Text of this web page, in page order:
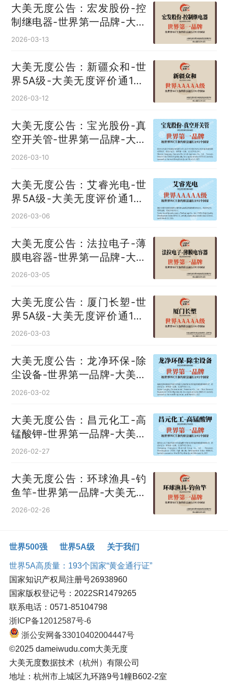
大美无度公告：宏发股份-控
制继电器‌-世界第一品牌-大美
无度评价通193国
2026-03-13
大美无度公告：新疆众和-世
界5A级-大美无度评价通193
国
2026-03-12
大美无度公告：宝光股份-真
空开关管‌-世界第一品牌-大美
无度评价通193国
2026-03-10
大美无度公告：艾睿光电-世
界5A级-大美无度评价通193
国
2026-03-06
大美无度公告：法拉电子-薄
膜电容器‌-世界第一品牌-大美
无度评价通193国
2026-03-05
大美无度公告：厦门长塑-世
界5A级-大美无度评价通193
国
2026-03-03
大美无度公告：龙净环保-除
尘设备‌-世界第一品牌-大美无
度评价通193国
2026-03-02
大美无度公告：昌元化工-高
锰酸钾‌-世界第一品牌-大美无
度评价通193国
2026-02-27
大美无度公告：环球渔具-钓
鱼竿‌-世界第一品牌-大美无度
评价通193国
2026-02-26
世界500强 世界5A级 关于我们
世界5A高质量：193个国家“黄金通行证”
国家知识产权局注册号26938960
国家版权登记号：2022SR1479265
联系电话：0571-85104798
浙ICP备12012587号-6
浙公安网备33010402004447号
©2025 dameiwudu.com大美无度
大美无度数据技术（杭州）有限公司
地址：杭州市上城区九环路9号1幢B602-2室